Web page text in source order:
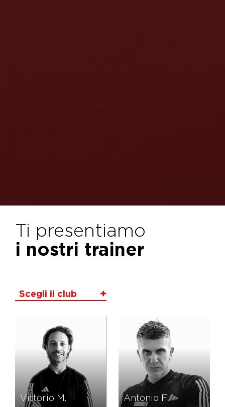
Ti presentiamo
i nostri trainer
Scegli il club
Vittorio M. Antonio F.